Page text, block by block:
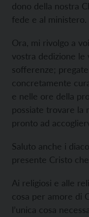
dono della nostra
fede e al ministero.
Ora, mi rivolgo a
vostra dedizione
sofferenze;
concretamente
e nelle ore della
possiate trovare la
pronto ad
Saluto anche i
presente Cristo
Ai religiosi e alle
cosa per amore di
l’unica cosa